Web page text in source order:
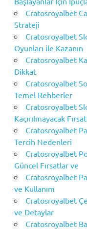
Cratosroyalbet
Strateji
Cratosroyalbet
Oyunları ile Kazanın
Cratosroyalbet
Dikkat
Cratosroyalbet
Temel Rehberler
Cratosroyalbet
Kaçırılmayacak
Cratosroyalbet
Tercih Nedenleri
Cratosroyalbet
Güncel Fırsatlar ve
Cratosroyalbet
ve Kullanım
Cratosroyalbet
ve Detaylar
Cratosroyalbet